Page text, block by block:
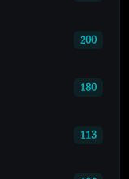
200
180
113